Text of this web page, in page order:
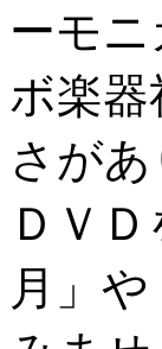
ーモ
ボ楽
さが
ＤＶ
月」